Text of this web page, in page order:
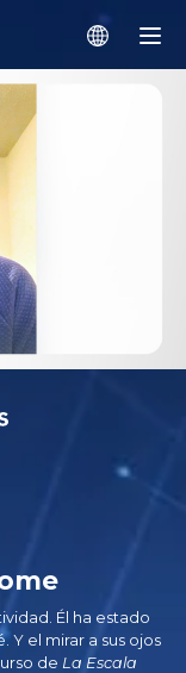
Él ha estado
Y el mirar a sus ojos
de La Escala